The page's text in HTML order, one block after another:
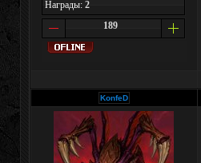
Награды: 2
189
KonfeD